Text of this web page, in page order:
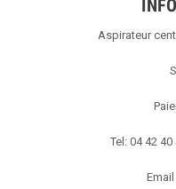
Aspirateur
Tel: 04 42
Email